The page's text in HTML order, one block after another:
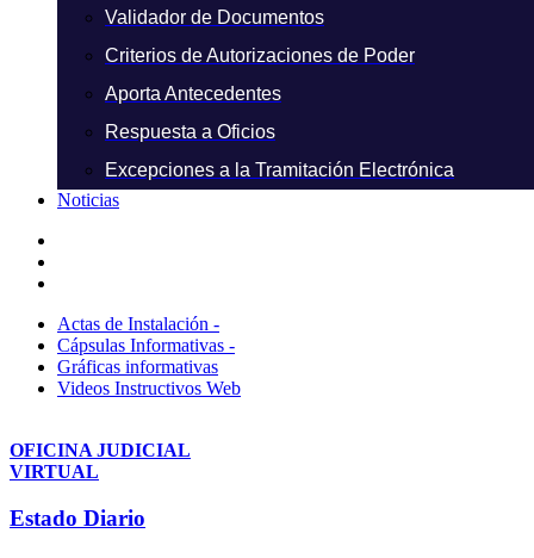
Validador de Documentos
Criterios de Autorizaciones de Poder
Aporta Antecedentes
Respuesta a Oficios
Excepciones a la Tramitación Electrónica
Noticias
Actas de Instalación -
Cápsulas Informativas -
Gráficas informativas
Videos Instructivos Web
OFICINA JUDICIAL
VIRTUAL
Estado Diario